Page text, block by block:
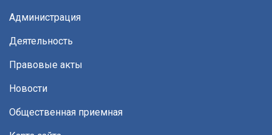
Администрация
Деятельность
Правовые акты
Новости
Общественная приемная